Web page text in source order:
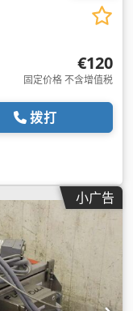
€120
固定价格 不含增值税
拨打
小广告